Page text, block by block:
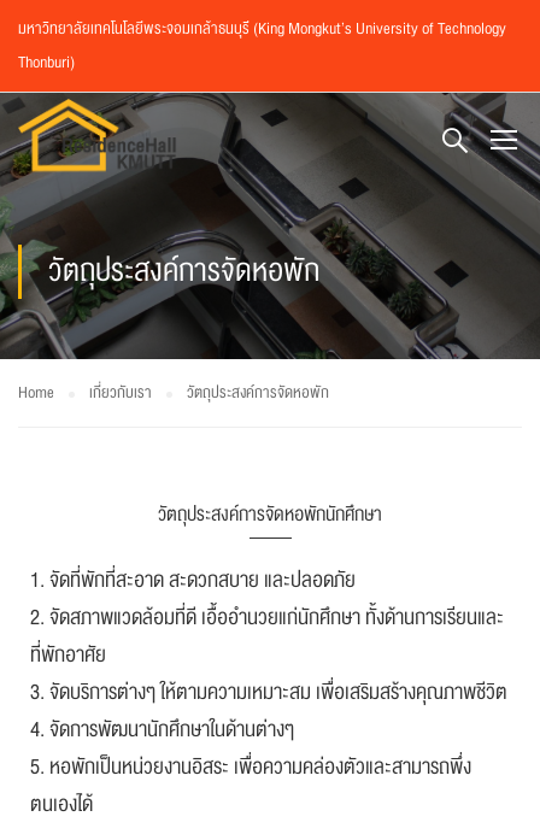
มหาวิทยาลัยเทคโนโลยีพระจอมเกล้าธนบุรี (King Mongkut’s University of Technology
Thonburi)
วัตถุประสงค์การจัดหอพัก
Home เกี่ยวกับเรา วัตถุประสงค์การจัดหอพัก
วัตถุประสงค์การจัดหอพักนักศึกษา
1. จัดที่พักที่สะอาด สะดวกสบาย และปลอดภัย
2. จัดสภาพแวดล้อมที่ดี เอื้ออำนวยแก่นักศึกษา ทั้งด้านการเรียนและ
ที่พักอาศัย
3. จัดบริการต่างๆ ให้ตามความเหมาะสม เพื่อเสริมสร้างคุณภาพชีวิต
4. จัดการพัฒนานักศึกษาในด้านต่างๆ
5. หอพักเป็นหน่วยงานอิสระ เพื่อความคล่องตัวและสามารถพึ่ง
ตนเองได้